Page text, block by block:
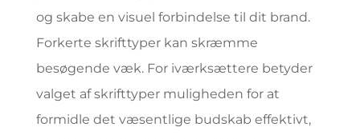
og skabe en visuel forbindelse til dit brand.
Forkerte skrifttyper kan skræmme
besøgende væk. For iværksættere betyder
valget af skrifttyper muligheden for at
formidle det væsentlige budskab effektivt,